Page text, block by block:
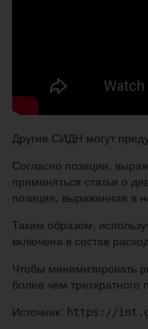
Другие СИДН могут
Согласно позиции,
применяться статьи о
позиция, выраженная в
Таким образом,
включена в состав
Чтобы минимизировать
более чем
Источник: https://